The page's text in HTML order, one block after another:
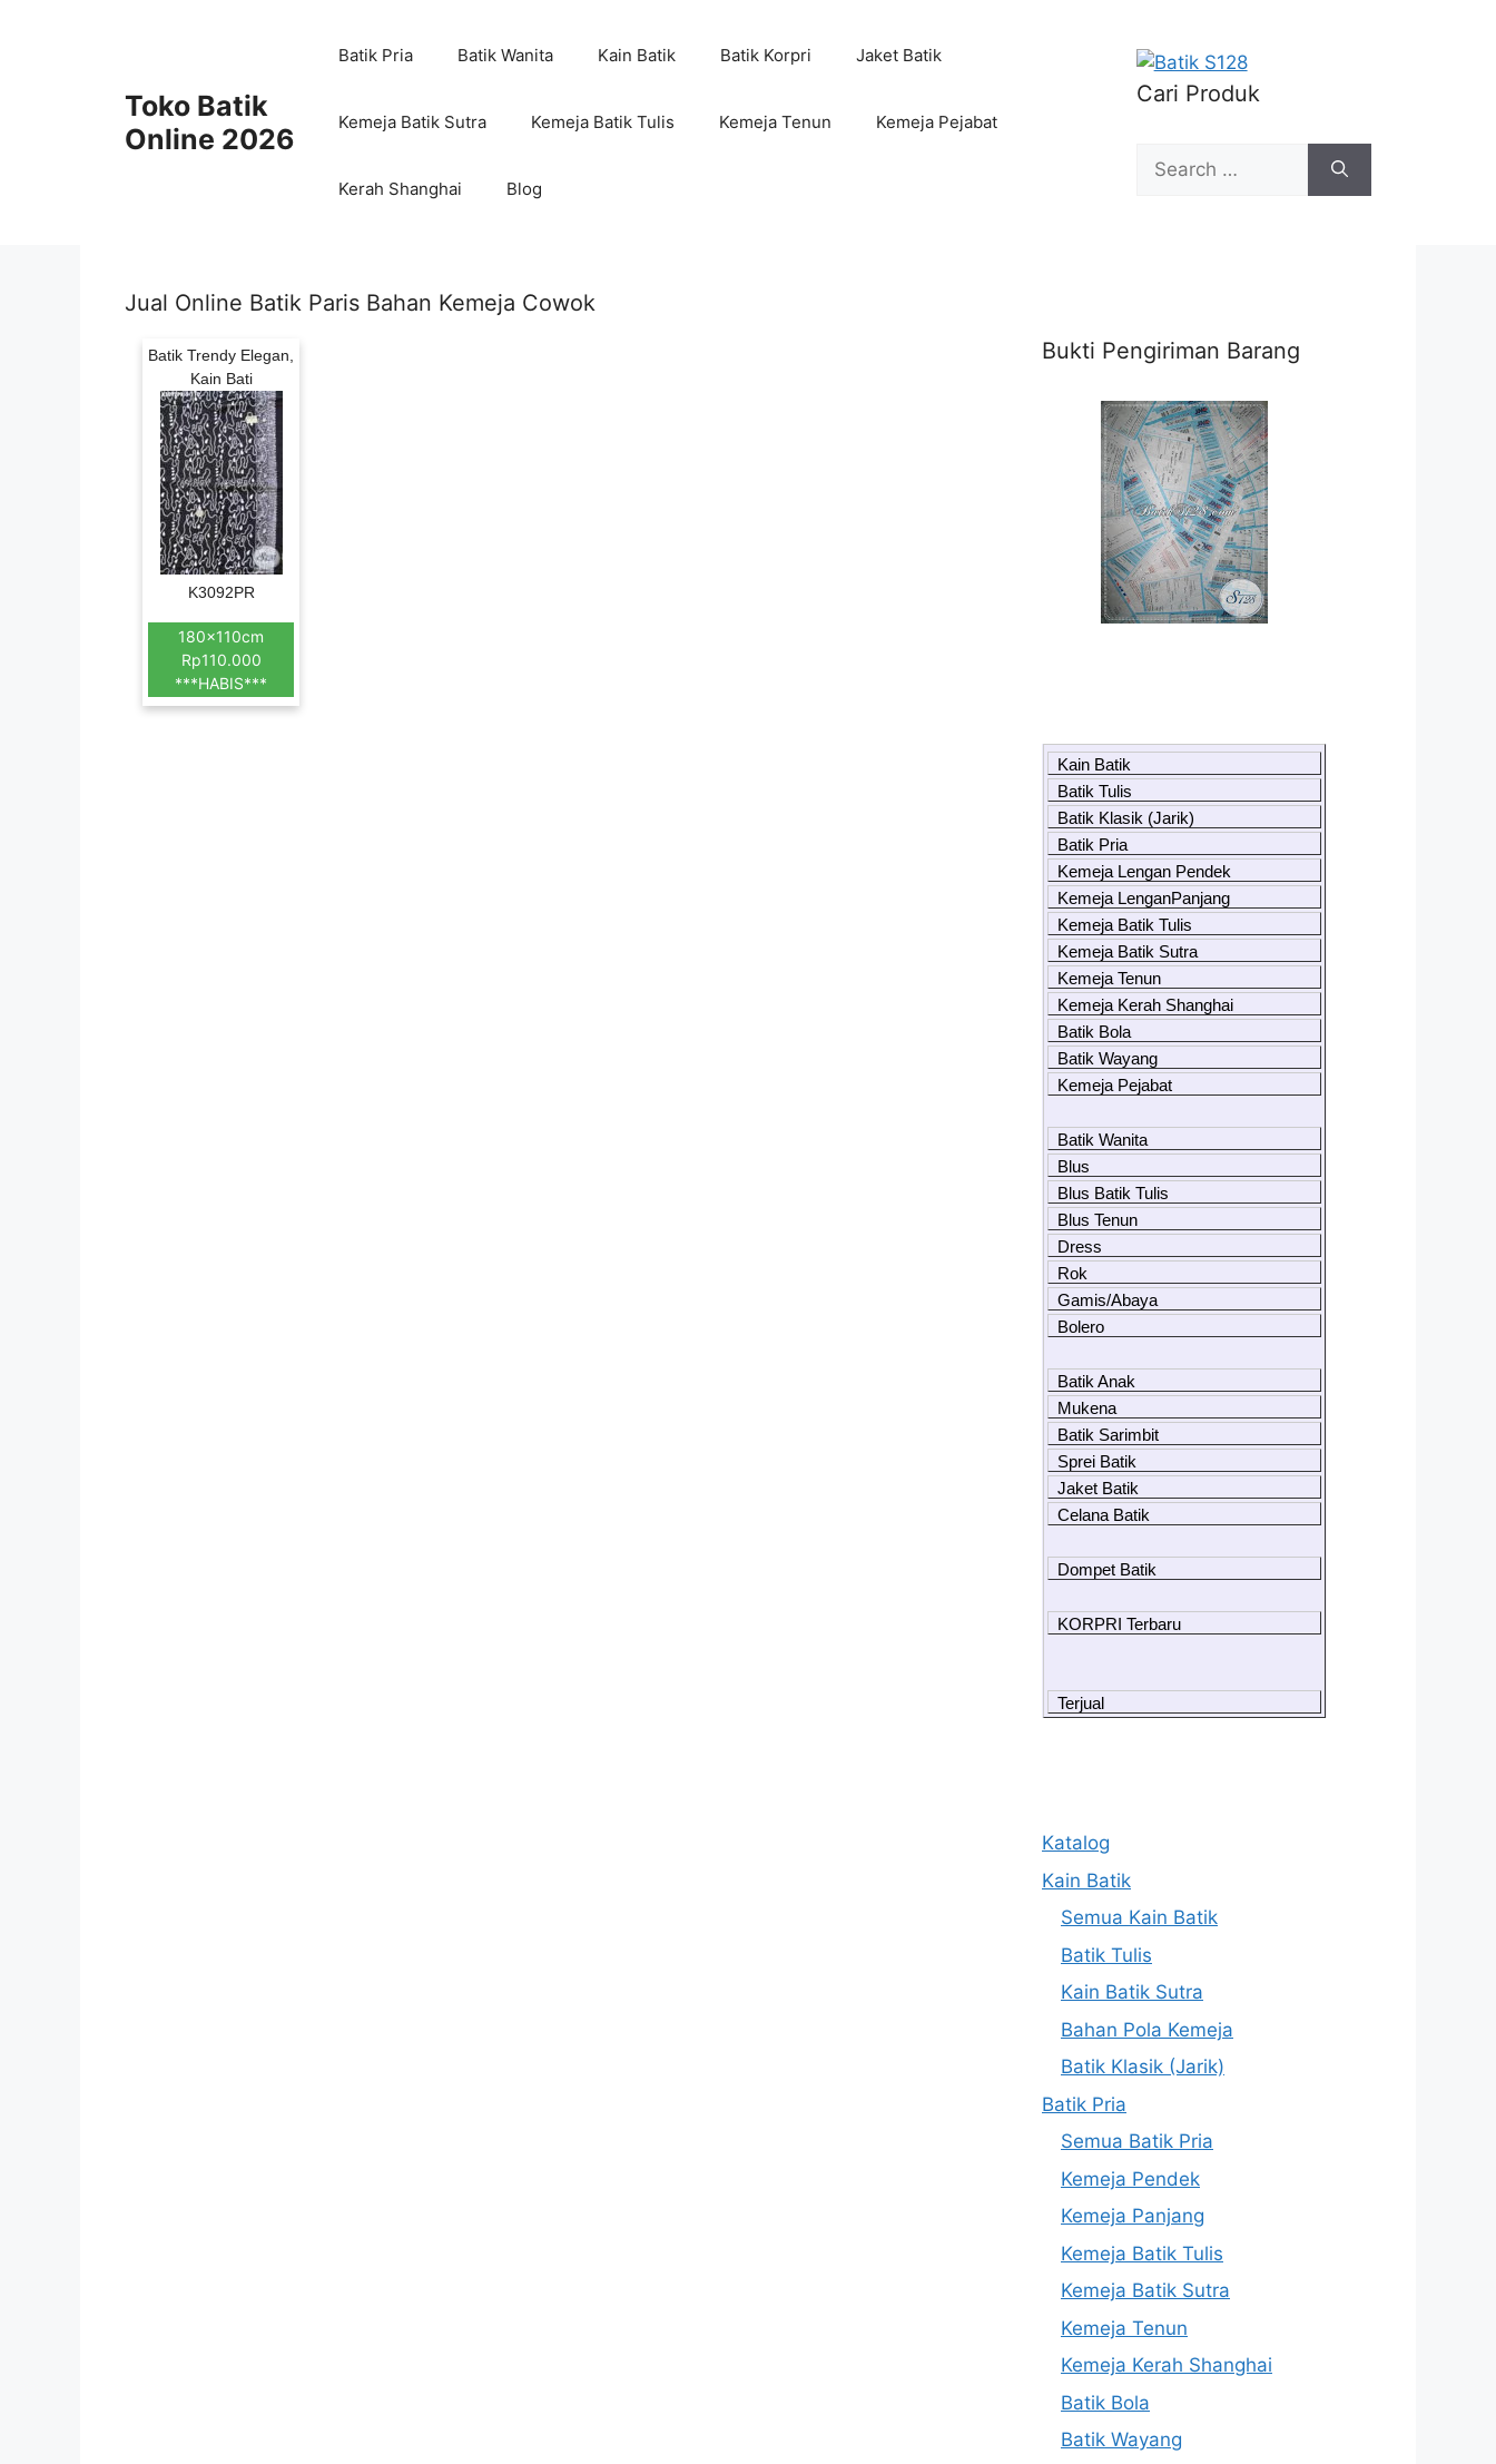
Toko Batik
Online 2026
Batik Pria Batik Wanita Kain Batik Batik Korpri Jaket Batik
Kemeja Batik Sutra Kemeja Batik Tulis Kemeja Tenun Kemeja Pejabat
Kerah Shanghai Blog
Cari Produk
Search
for:
Jual Online Batik Paris Bahan Kemeja Cowok
Batik Trendy Elegan,
Kain Bati
K3092PR
180x110cm
Rp110.000
***HABIS***
Bukti Pengiriman Barang
Kain Batik
Batik Tulis
Batik Klasik (Jarik)
Batik Pria
Kemeja Lengan Pendek
Kemeja LenganPanjang
Kemeja Batik Tulis
Kemeja Batik Sutra
Kemeja Tenun
Kemeja Kerah Shanghai
Batik Bola
Batik Wayang
Kemeja Pejabat
Batik Wanita
Blus
Blus Batik Tulis
Blus Tenun
Dress
Rok
Gamis/Abaya
Bolero
Batik Anak
Mukena
Batik Sarimbit
Sprei Batik
Jaket Batik
Celana Batik
Dompet Batik
KORPRI Terbaru
Terjual
Katalog
Kain Batik
Semua Kain Batik
Batik Tulis
Kain Batik Sutra
Bahan Pola Kemeja
Batik Klasik (Jarik)
Batik Pria
Semua Batik Pria
Kemeja Pendek
Kemeja Panjang
Kemeja Batik Tulis
Kemeja Batik Sutra
Kemeja Tenun
Kemeja Kerah Shanghai
Batik Bola
Batik Wayang